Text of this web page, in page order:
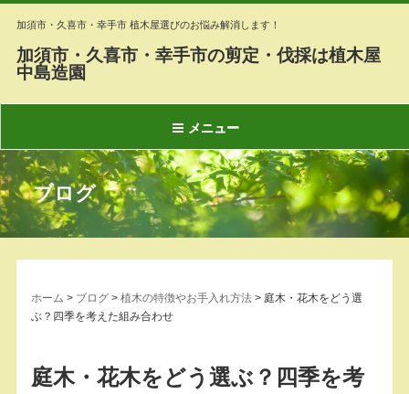
加須市・久喜市・幸手市 植木屋選びのお悩み解消します！
加須市・久喜市・幸手市の剪定・伐採は植木屋
中島造園
メニュー
ブログ
ホーム > ブログ >植木の特徴やお手入れ方法 > 庭木・花木をどう選
ぶ？四季を考えた組み合わせ
庭木・花木をどう選ぶ？四季を考